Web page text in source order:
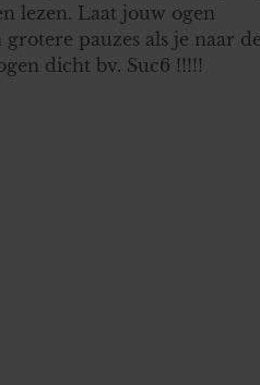
lezen. Laat jouw ogen
pauzes als je naar de
dicht bv. Suc6 !!!!!